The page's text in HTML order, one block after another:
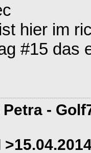
hier im
#15 das
-